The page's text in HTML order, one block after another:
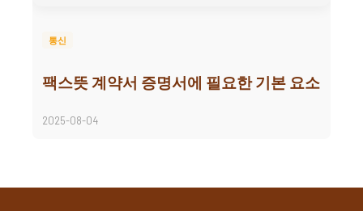
통신
팩스뜻 계약서 증명서에 필요한 기본 요소
2025-08-04